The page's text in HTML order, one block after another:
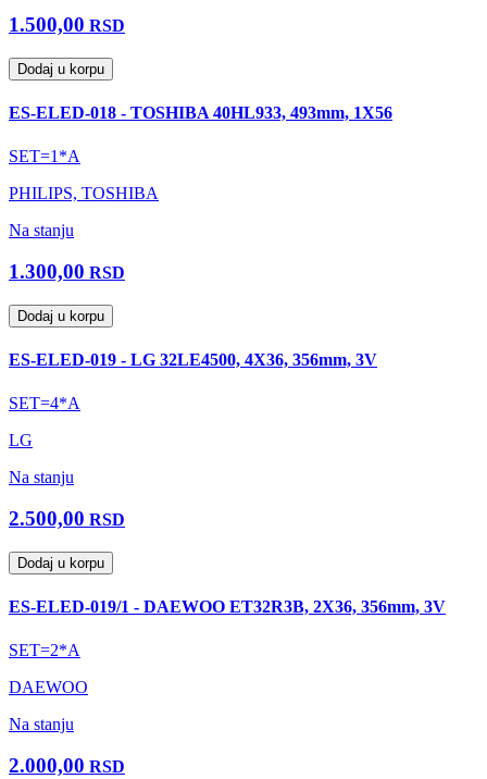
1.500,00 RSD
Dodaj u korpu
ES-ELED-018 - TOSHIBA 40HL933, 493mm, 1X56
SET=1*A
PHILIPS, TOSHIBA
Na stanju
1.300,00 RSD
Dodaj u korpu
ES-ELED-019 - LG 32LE4500, 4X36, 356mm, 3V
SET=4*A
LG
Na stanju
2.500,00 RSD
Dodaj u korpu
ES-ELED-019/1 - DAEWOO ET32R3B, 2X36, 356mm, 3V
SET=2*A
DAEWOO
Na stanju
2.000,00 RSD